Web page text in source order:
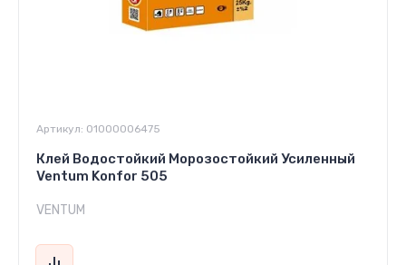
Артикул: 01000006475
Клей Водостойкий Морозостойкий Усиленный
Ventum Konfor 505
VENTUM